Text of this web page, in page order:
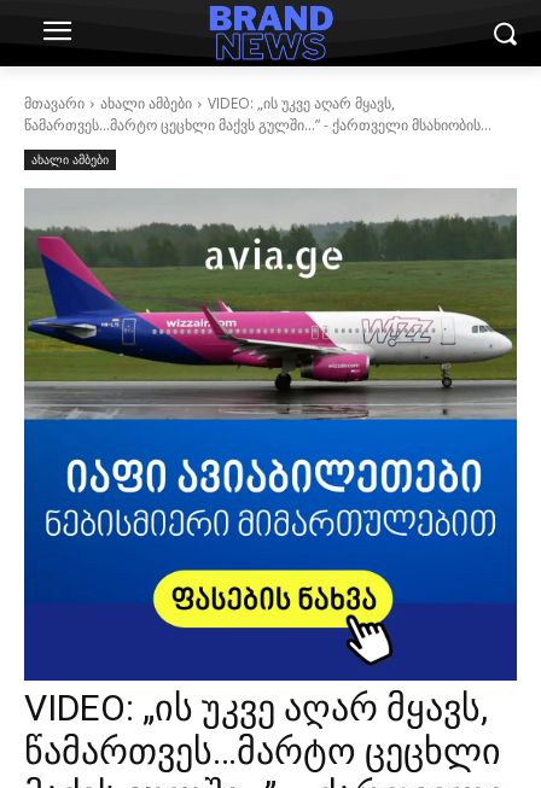
მთავარი ახალი ამბები
VIDEO: „ის უკვე აღარ მყავს,
წამართვეს...მარტო ცეცხლი მაქვს გულში...” - ქართველი მსახიობის...
ახალი ამბები
VIDEO: „ის უკვე აღარ მყავს,
წამართვეს…მარტო ცეცხლი